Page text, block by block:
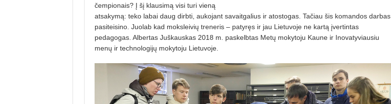
čempionais? Į šį klausimą visi turi vieną
atsakymą: teko labai daug dirbti, aukojant savaitgalius ir atostogas. Tačiau šis komandos darbas
pasiteisino. Juolab kad moksleivių treneris – patyręs ir jau Lietuvoje ne kartą įvertintas
pedagogas. Albertas Juškauskas 2018 m. paskelbtas Metų mokytoju Kaune ir Inovatyviausiu
menų ir technologijų mokytoju Lietuvoje.